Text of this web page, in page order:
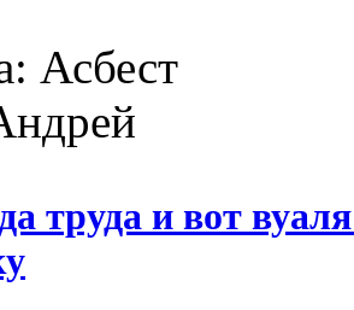
Асбест
труда и вот